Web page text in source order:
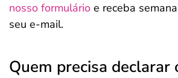
nosso formulário e receba
seu e-mail.
Quem precisa declarar